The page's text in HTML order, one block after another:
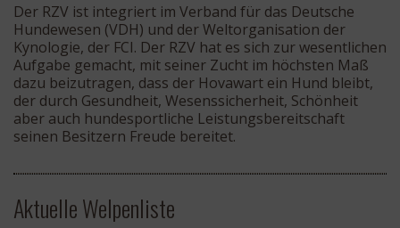
Der RZV ist integriert im Verband für das Deutsche
Hundewesen (VDH) und der Weltorganisation der
Kynologie, der FCI. Der RZV hat es sich zur wesentlichen
Aufgabe gemacht, mit seiner Zucht im höchsten Maß
dazu beizutragen, dass der Hovawart ein Hund bleibt,
der durch Gesundheit, Wesenssicherheit, Schönheit
aber auch hundesportliche Leistungsbereitschaft
seinen Besitzern Freude bereitet.
Aktuelle Welpenliste